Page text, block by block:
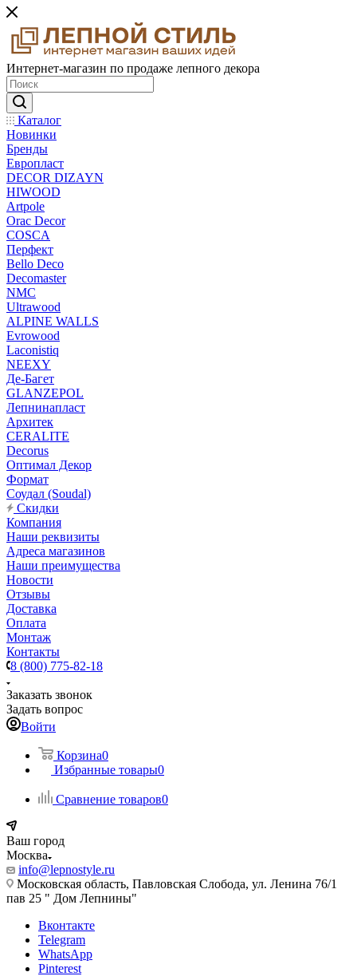
Интернет-магазин по продаже лепного декора
Каталог
Новинки
Бренды
Европласт
DECOR DIZAYN
HIWOOD
Artpole
Orac Decor
COSCA
Перфект
Bello Deco
Decomaster
NMС
Ultrawood
ALPINE WALLS
Evrowood
Laconistiq
NEEXY
Де-Багет
GLANZEPOL
Лепнинапласт
Архитек
CERALITE
Decorus
Оптимал Декор
Формат
Соудал (Soudal)
Скидки
Компания
Наши реквизиты
Адреса магазинов
Наши преимущества
Новости
Отзывы
Доставка
Оплата
Монтаж
Контакты
8 (800) 775-82-18
Заказать звонок
Задать вопрос
Войти
Корзина0
Избранные товары0
Сравнение товаров0
Ваш город
Москва
info@lepnostyle.ru
Московская область, Павловская Слобода, ул. Ленина 76/1
пав 25 " Дом Лепнины"
Вконтакте
Telegram
WhatsApp
Pinterest